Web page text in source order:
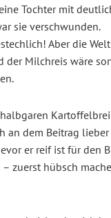
Tochter mit
sie verschwunden.
Aber die
der Milchreis wäre
an dem Beitrag
er reif ist für den
zuerst hübsch